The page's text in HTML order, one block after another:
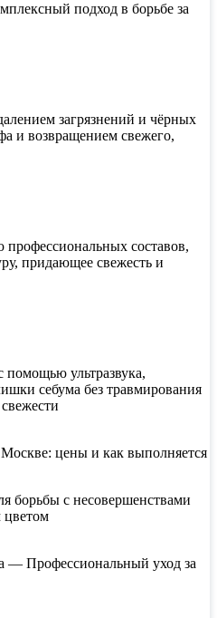
подход в борьбе за
загрязнений и чёрных
и возвращением свежего,
составов,
придающее свежесть и
ультразвука,
себума без травмирования
цены и как выполняется
борьбы с несовершенствами
— Профессиональный уход за